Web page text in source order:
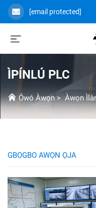
[email protected]
ÌPÍNLÚ PLC
Ówó Àwọn>Àwọn
GBOGBO AWỌN ỌJA